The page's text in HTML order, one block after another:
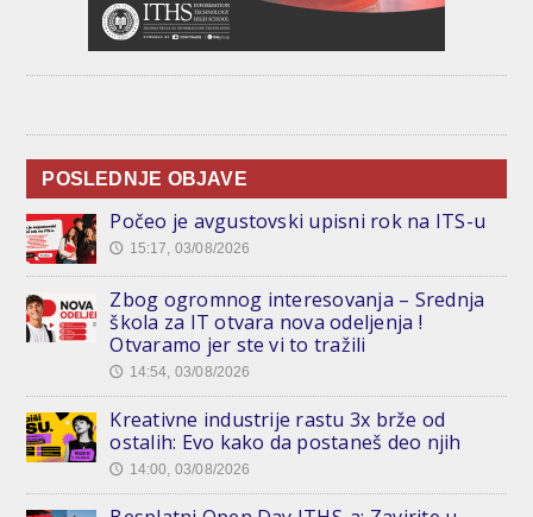
POSLEDNJE OBJAVE
Počeo je avgustovski upisni rok na ITS-u
🕔 15:17, 03/08/2026
Zbog ogromnog interesovanja – Srednja
škola za IT otvara nova odeljenja !
Otvaramo jer ste vi to tražili
🕔 14:54, 03/08/2026
Kreativne industrije rastu 3x brže od
ostalih: Evo kako da postaneš deo njih
🕔 14:00, 03/08/2026